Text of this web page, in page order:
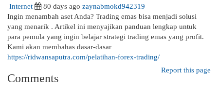
Internet
80 days ago zaynabmokd942319
Ingin menambah aset Anda? Trading emas bisa menjadi solusi
yang menarik . Artikel ini menyajikan panduan lengkap untuk
para pemula yang ingin belajar strategi trading emas yang profit.
Kami akan membahas dasar-dasar
https://ridwansaputra.com/pelatihan-forex-trading/
Report this page
Comments